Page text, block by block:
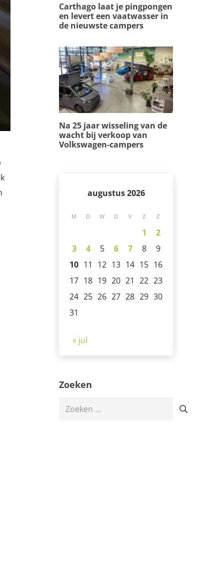
Carthago laat je pingpongen
en levert een vaatwasser in
de nieuwste campers
Na 25 jaar wisseling van de
wacht bij verkoop van
Volkswagen-campers
augustus 2026
M D W D V Z Z
1
2
3
4 5 6 7 8
9
10 11 12 13 14 15 16
17 18 19 20 21 22 23
24 25 26 27 28 29 30
31
« jul
Zoeken
Zoeken